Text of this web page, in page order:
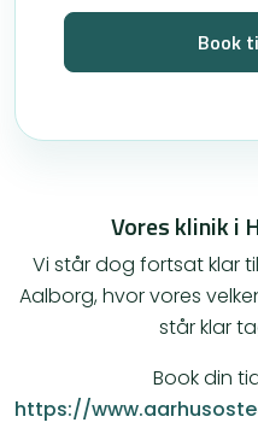
Book
Vores klinik i
Vi står dog fortsat klar
Aalborg, hvor vores
står klar
Book din
https://